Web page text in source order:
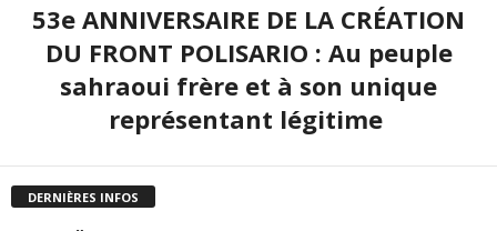
53e ANNIVERSAIRE DE LA CRÉATION
DU FRONT POLISARIO : Au peuple
sahraoui frère et à son unique
représentant légitime
DERNIÈRES INFOS